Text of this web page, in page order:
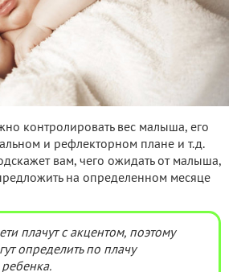
контролировать вес малыша, его
и рефлекторном плане и т.д.
вам, чего ожидать от малыша,
на определенном месяце
плачут с акцентом, поэтому
определить по плачу
ребенка.